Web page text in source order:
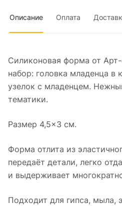
Описание Оплата
Силиконовая форма от
набор: головка младенца в
узелок с младенцем.
тематики.
Размер 4,5×3 см.
Форма отлита из
передаёт детали, легко
и выдерживает
Подходит для гипса, мыла,